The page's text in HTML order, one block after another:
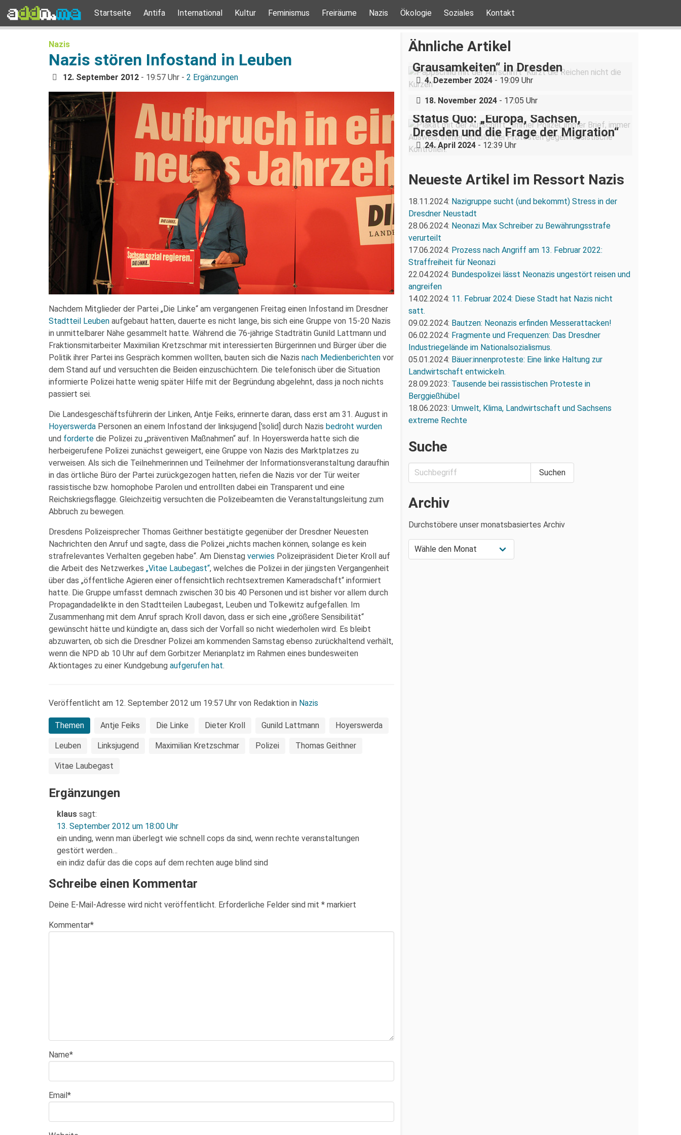
Startseite Antifa International Kultur Feminismus Freiräume Nazis Ökologie Soziales Kontakt
Nazis
Nazis stören Infostand in Leuben
12. September 2012 - 19:57 Uhr - 2 Ergänzungen
Nachdem Mitglieder der Partei „Die Linke“ am vergangenen Freitag einen Infostand im Dresdner
Stadtteil Leuben aufgebaut hatten, dauerte es nicht lange, bis sich eine Gruppe von 15-20 Nazis
in unmittelbarer Nähe gesammelt hatte. Während die 76-jährige Stadträtin Gunild Lattmann und
Fraktionsmitarbeiter Maximilian Kretzschmar mit interessierten Bürgerinnen und Bürger über die
Politik ihrer Partei ins Gespräch kommen wollten, bauten sich die Nazis nach Medienberichten vor
dem Stand auf und versuchten die Beiden einzuschüchtern. Die telefonisch über die Situation
informierte Polizei hatte wenig später Hilfe mit der Begründung abgelehnt, dass ja noch nichts
passiert sei.
Die Landesgeschäftsführerin der Linken, Antje Feiks, erinnerte daran, dass erst am 31. August in
Hoyerswerda Personen an einem Infostand der linksjugend [’solid] durch Nazis bedroht wurden
und forderte die Polizei zu „präventiven Maßnahmen“ auf. In Hoyerswerda hatte sich die
herbeigerufene Polizei zunächst geweigert, eine Gruppe von Nazis des Marktplatzes zu
verweisen. Als sich die Teilnehmerinnen und Teilnehmer der Informationsveranstaltung daraufhin
in das örtliche Büro der Partei zurückgezogen hatten, riefen die Nazis vor der Tür weiter
rassistische bzw. homophobe Parolen und entrollten dabei ein Transparent und eine
Reichskriegsflagge. Gleichzeitig versuchten die Polizeibeamten die Veranstaltungsleitung zum
Abbruch zu bewegen.
Dresdens Polizeisprecher Thomas Geithner bestätigte gegenüber der Dresdner Neuesten
Nachrichten den Anruf und sagte, dass die Polizei „nichts machen können, solange es kein
strafrelevantes Verhalten gegeben habe“. Am Dienstag verwies Polizeipräsident Dieter Kroll auf
die Arbeit des Netzwerkes „Vitae Laubegast“, welches die Polizei in der jüngsten Vergangenheit
über das „öffentliche Agieren einer offensichtlich rechtsextremen Kameradschaft“ informiert
hatte. Die Gruppe umfasst demnach zwischen 30 bis 40 Personen und ist bisher vor allem durch
Propagandadelikte in den Stadtteilen Laubegast, Leuben und Tolkewitz aufgefallen. Im
Zusammenhang mit dem Anruf sprach Kroll davon, dass er sich eine „größere Sensibilität“
gewünscht hätte und kündigte an, dass sich der Vorfall so nicht wiederholen wird. Es bleibt
abzuwarten, ob sich die Dresdner Polizei am kommenden Samstag ebenso zurückhaltend verhält,
wenn die NPD ab 10 Uhr auf dem Gorbitzer Merianplatz im Rahmen eines bundesweiten
Aktiontages zu einer Kundgebung aufgerufen hat.
Veröffentlicht am 12. September 2012 um 19:57 Uhr von Redaktion in Nazis
Themen Antje Feiks Die Linke Dieter Kroll Gunild Lattmann Hoyerswerda
Leuben Linksjugend Maximilian Kretzschmar Polizei Thomas Geithner
Vitae Laubegast
Ergänzungen
klaus sagt:
13. September 2012 um 18:00 Uhr
ein unding, wenn man überlegt wie schnell cops da sind, wenn rechte veranstaltungen
gestört werden…
ein indiz dafür das die cops auf dem rechten auge blind sind
Schreibe einen Kommentar
Deine E-Mail-Adresse wird nicht veröffentlicht. Erforderliche Felder sind mit * markiert
Kommentar*
Name*
Email*
Ähnliche Artikel
„Teilhabe ist nicht verhandelbar“–
Demonstration gegen „Liste der
Grausamkeiten“ in Dresden
4. Dezember 2024- 19:09 Uhr
Nazigruppe sucht (und bekommt)
Stress in der Dresdner Neustadt
18. November 2024- 17:05 Uhr
Status Quo: „Europa, Sachsen,
Dresden und die Frage der Migration“
24. April 2024- 12:39 Uhr
Neueste Artikel im Ressort Nazis
18.11.2024: Nazigruppe sucht (und bekommt) Stress in der
Dresdner Neustadt
28.06.2024: Neonazi Max Schreiber zu Bewährungsstrafe
verurteilt
17.06.2024: Prozess nach Angriff am 13. Februar 2022:
Straffreiheit für Neonazi
22.04.2024: Bundespolizei lässt Neonazis ungestört reisen und
angreifen
14.02.2024: 11. Februar 2024: Diese Stadt hat Nazis nicht
satt.
09.02.2024: Bautzen: Neonazis erfinden Messerattacken!
06.02.2024: Fragmente und Frequenzen: Das Dresdner
Industriegelände im Nationalsozialismus.
05.01.2024: Bäuer:innenproteste: Eine linke Haltung zur
Landwirtschaft entwickeln.
28.09.2023: Tausende bei rassistischen Proteste in
Berggießhübel
18.06.2023: Umwelt, Klima, Landwirtschaft und Sachsens
extreme Rechte
Suche
Archiv
Durchstöbere unser monatsbasiertes Archiv